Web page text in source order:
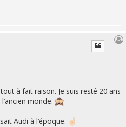
à fait raison. Je suis resté 20 ans
monde.
Audi à l’époque.